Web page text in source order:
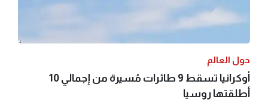
حول العالم
أوكرانيا تسقط 9 طائرات مُسيرة من إجمالي 10
أطلقتها روسيا